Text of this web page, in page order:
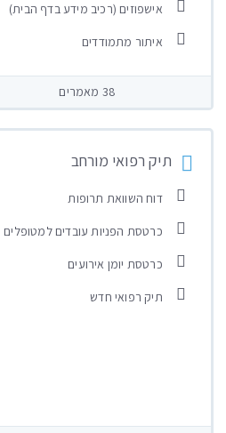
אישפוזים (רכיב מידע בדף הבית)
איתור מתמודדים
38 מאמרים
תיק רפואי מורחב
דוח השוואת תרופות
כרטסת הפניות עובדים למטופלים
כרטסת יומן אירועים
תיק רפואי חדש